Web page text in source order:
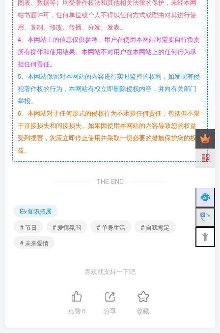
图表、数据等）均受著作权法和其他相关法律的保护，未经本网
站书面许可，任何单位或个人不得以任何方式或理由对其进行使
用、复制、修改、传播、分发、发表。
4、本网站上的信息仅供参考，用户在使用本网站时需要自行负责
所有操作和使用结果。本网站不对用户在本网站上的任何行为承
担任何责任。
5、本网站保留对本网站的内容进行实时监控的权利，如发现有侵
犯著作权的行为，本网站有权立即删除侵权内容，并向有关部门
举报。
6、本网站对于任何形式的侵权行为不承担任何责任，包括但不限
于直接损失和间接损失。如果因使用本网站的内容导致您的权益
受到损害，您应立即停止使用并采取一切必要的措施保护您的权
益。
THE END
知识拓展
# 节日
# 爱情氛围 # 单身生活
# 自我肯定
# 未来爱情
喜欢就支持一下吧
点赞0 分享 收藏